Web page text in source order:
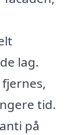
lag.
tid.
på